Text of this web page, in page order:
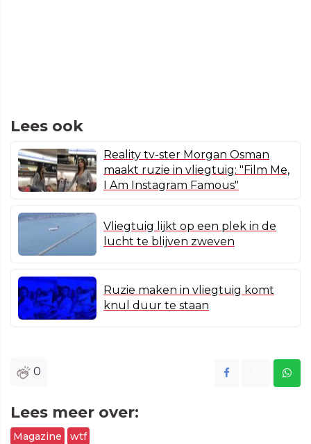
Lees ook
Reality tv-ster Morgan Osman
maakt ruzie in vliegtuig: "Film Me,
I Am Instagram Famous"
Vliegtuig lijkt op een plek in de
lucht te blijven zweven
Ruzie maken in vliegtuig komt
knul duur te staan
0
Lees meer over:
Magazine wtf